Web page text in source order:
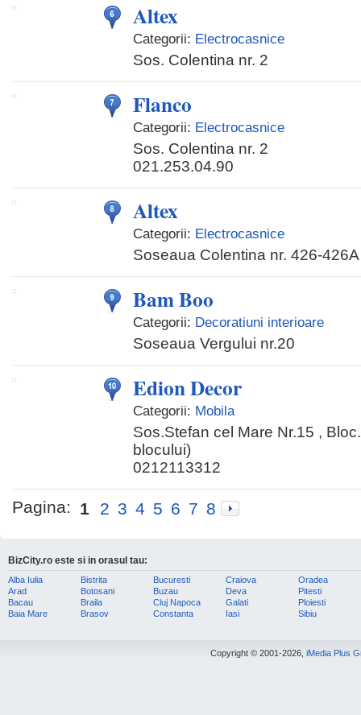
Altex
Categorii: Electrocasnice
Sos. Colentina nr. 2
Flanco
Categorii: Electrocasnice
Sos. Colentina nr. 2
021.253.04.90
Altex
Categorii: Electrocasnice
Soseaua Colentina nr. 426-426A
Bam Boo
Categorii: Decoratiuni interioare
Soseaua Vergului nr.20
Edion Decor
Categorii: Mobila
Sos.Stefan cel Mare Nr.15 ,
blocului)
0212113312
Pagina: 1 2 3 4 5 6 7 8
BizCity.ro este si in orasul tau:
Alba Iulia
Arad
Bacau
Baia Mare
Bistrita
Botosani
Braila
Brasov
Bucuresti
Buzau
Cluj Napoca
Constanta
Craiova
Deva
Galati
Iasi
Oradea
Pitesti
Ploiesti
Sibiu
Copyright © 2001-2026, iMedia Plus